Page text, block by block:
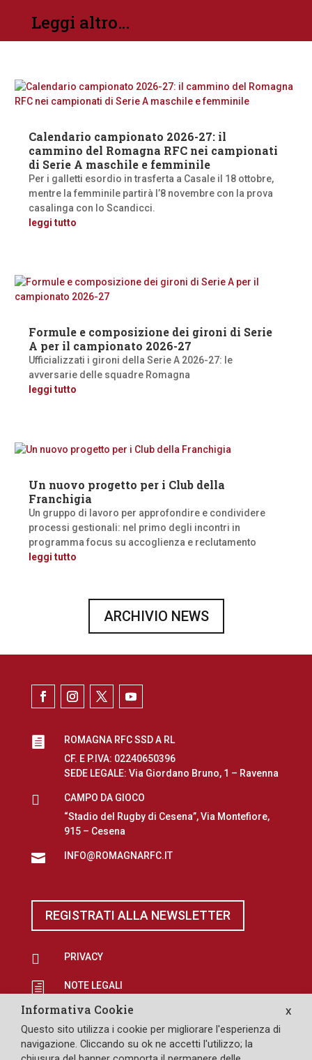
Leggi altro…
Calendario campionato 2026-27: il
cammino del Romagna RFC nei campionati
di Serie A maschile e femminile
Per i galletti esordio in trasferta a Casale il 18 ottobre,
mentre la femminile partirà l’8 novembre con la prova
casalinga con lo Scandicci.
leggi tutto
Formule e composizione dei gironi di Serie
A per il campionato 2026-27
Ufficializzati i gironi della Serie A 2026-27: le
avversarie delle squadre Romagna
leggi tutto
Un nuovo progetto per i Club della
Franchigia
Un gruppo di lavoro per approfondire e condividere
processi gestionali: nel primo degli incontri in
programma focus su accoglienza e reclutamento
leggi tutto
ARCHIVIO NEWS

ROMAGNA RFC SSD A RL
CF. E P.IVA: 02240650396
SEDE LEGALE: Via Giordano Bruno, 1 – Ravenna

CAMPO DA GIOCO
“Stadio del Rugby di Cesena”, Via Montefiore,
915 – Cesena
 INFO@ROMAGNARFC.IT
REGISTRATI ALLA NEWSLETTER
 PRIVACY
h NOTE LEGALI
p EROGAZIONI PUBBLICHE
 SAFEGUARDING
X
Informativa Cookie
Questo sito utilizza i cookie per migliorare l'esperienza di
navigazione. Cliccando su ok ne accetti l'utilizzo; la